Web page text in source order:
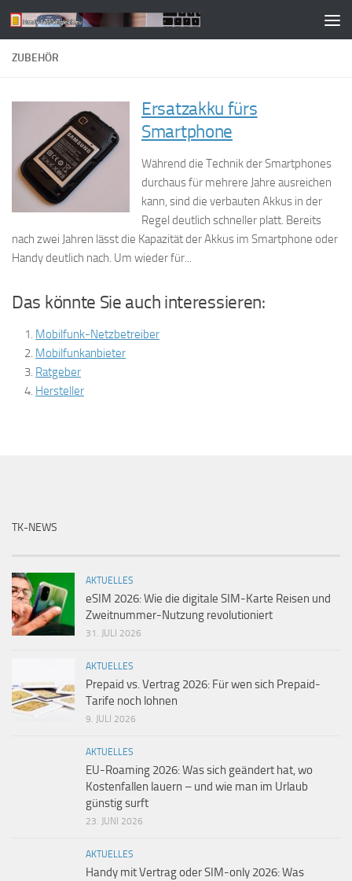
Zum Inhalt springen
ZUBEHÖR
Ersatzakku fürs
Smartphone
Während die Technik der Smartphones
durchaus für mehrere Jahre ausreichen
kann, sind die verbauten Akkus in der
Regel deutlich schneller platt. Bereits
nach zwei Jahren lässt die Kapazität der Akkus im Smartphone oder
Handy deutlich nach. Um wieder für...
Das könnte Sie auch interessieren:
Mobilfunk-Netzbetreiber
Mobilfunkanbieter
Ratgeber
Hersteller
TK-NEWS
AKTUELLES
eSIM 2026: Wie die digitale SIM-Karte Reisen und
Zweitnummer-Nutzung revolutioniert
31. JULI 2026
AKTUELLES
Prepaid vs. Vertrag 2026: Für wen sich Prepaid-
Tarife noch lohnen
9. JULI 2026
AKTUELLES
EU-Roaming 2026: Was sich geändert hat, wo
Kostenfallen lauern – und wie man im Urlaub
günstig surft
23. JUNI 2026
AKTUELLES
Handy mit Vertrag oder SIM-only 2026: Was